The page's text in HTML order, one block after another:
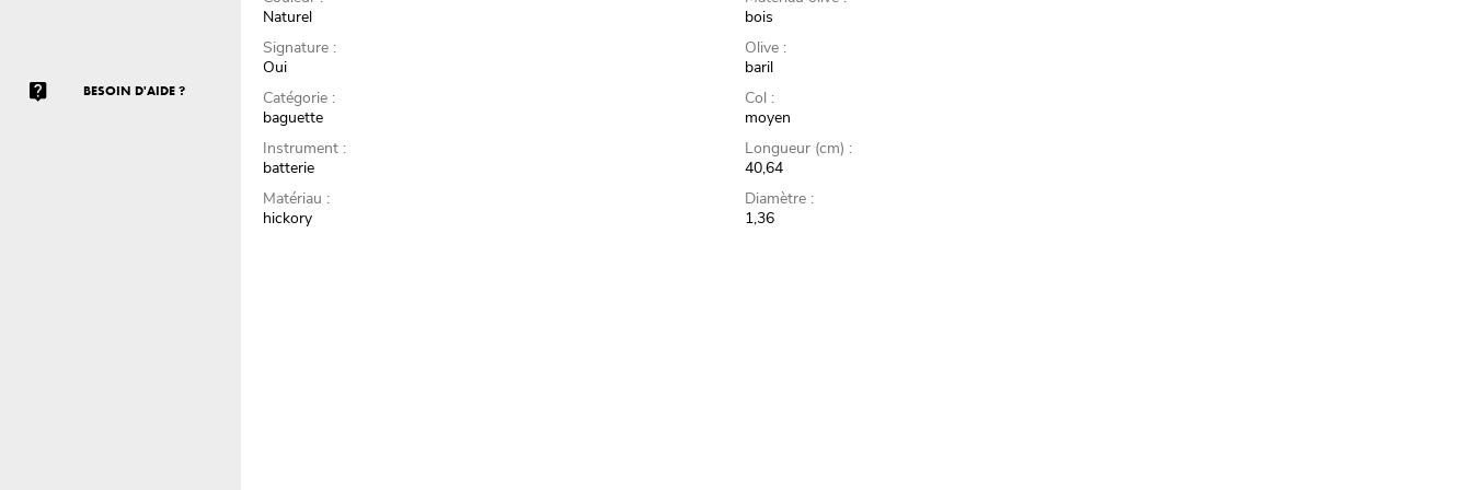
BESOIN D'AIDE ?
Naturel
Signature :
Oui
Catégorie :
baguette
Instrument :
batterie
Matériau :
hickory
bois
Olive :
baril
Col :
moyen
Longueur (cm) :
40,64
Diamètre :
1,36